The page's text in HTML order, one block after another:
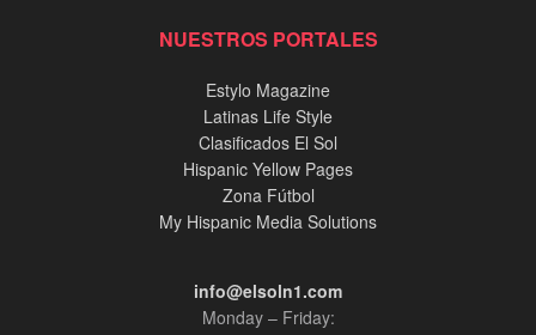
NUESTROS PORTALES
Estylo Magazine
Latinas Life Style
Clasificados El Sol
Hispanic Yellow Pages
Zona Fútbol
My Hispanic Media Solutions
info@elsoln1.com
Monday – Friday: